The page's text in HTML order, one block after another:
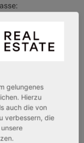
gelungenes
Hierzu
auch die von
verbessern, die